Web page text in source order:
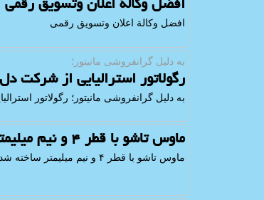
افضل وکالة اعلان وتسویق رقمی
به دلیل گرانفروشی مانیتور؛
رگولاتور استرالیایی از شرکت
به دلیل گرانفروشی مانیتور؛ رگولاتور
ماوس تاشو با قطر ۴ و نیم میلیمتر ساخته شد
ماوس تاشو با قطر ۴ و نیم میلیمتر ساخته شد